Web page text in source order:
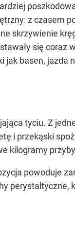
z czasem
skrzywienie
się coraz
jak basen, jazda
tyciu. Z
i przekąski
kilogramy
powoduje
perystaltyczne,